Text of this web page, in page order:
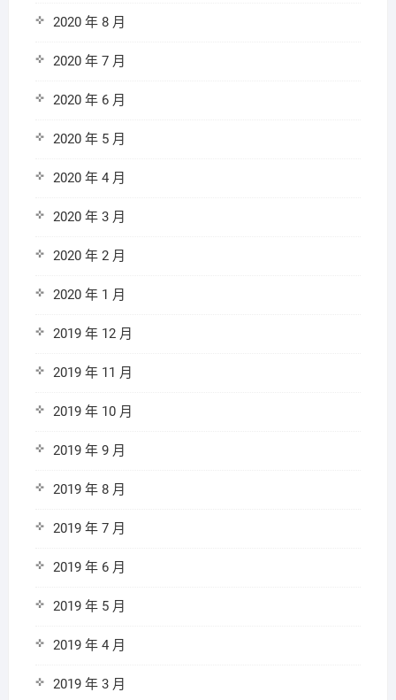
2020 年 8 月
2020 年 7 月
2020 年 6 月
2020 年 5 月
2020 年 4 月
2020 年 3 月
2020 年 2 月
2020 年 1 月
2019 年 12 月
2019 年 11 月
2019 年 10 月
2019 年 9 月
2019 年 8 月
2019 年 7 月
2019 年 6 月
2019 年 5 月
2019 年 4 月
2019 年 3 月